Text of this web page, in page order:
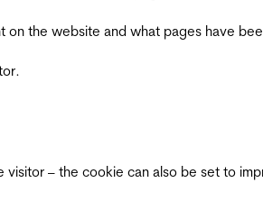
on the website and what pages have
– the cookie can also be set to